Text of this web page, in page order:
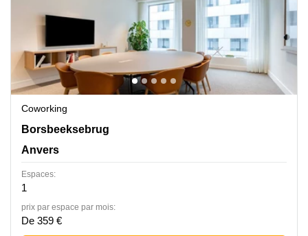
Coworking
Borsbeeksebrug 34, Anvers
Borsbeeksebrug
Anvers
Espaces:
1
prix par espace par mois:
De 359 €